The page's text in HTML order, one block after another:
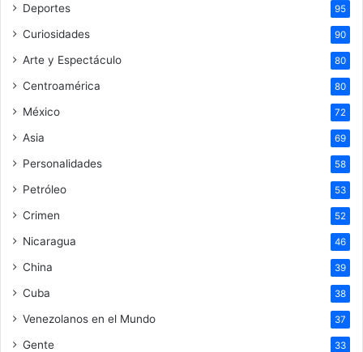
Deportes 95
Curiosidades 90
Arte y Espectáculo 80
Centroamérica 80
México 72
Asia 69
Personalidades 58
Petróleo 53
Crimen 52
Nicaragua 46
China 39
Cuba 38
Venezolanos en el Mundo 37
Gente 33